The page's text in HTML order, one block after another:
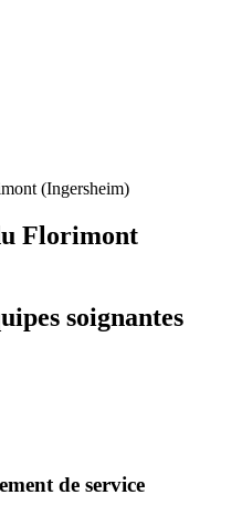
(Ingersheim)
Florimont
soignantes
de service